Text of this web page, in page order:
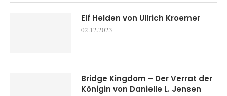
Elf Helden von Ullrich Kroemer
02.12.2023
Bridge Kingdom – Der Verrat der
Königin von Danielle L. Jensen